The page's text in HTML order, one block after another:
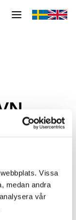
Vissa
medan andra
vår